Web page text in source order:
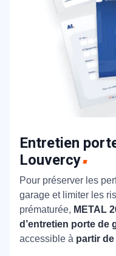
Entretien
Louvercy
Pour préserver les
garage et limiter les
prématurée, METAL
d’entretien porte de
accessible à partir de